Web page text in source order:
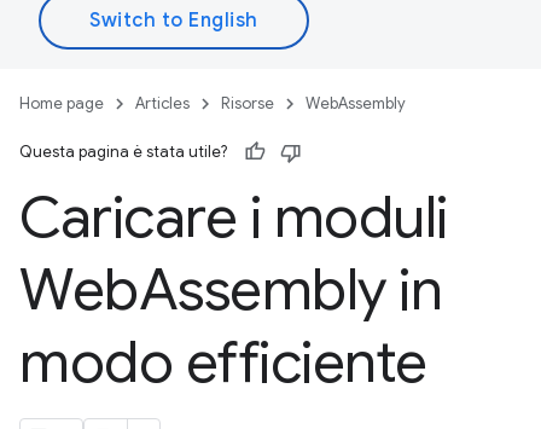
Home page Articles Risorse WebAssembly
Questa pagina è stata utile?
Caricare i moduli
WebAssembly in
modo efficiente